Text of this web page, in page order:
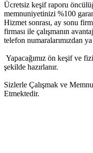
Ücretsiz keşif raporu
memnuniyetinizi %100
Hizmet sonrası, ay sonu
firması ile çalışmanın
telefon numaralarımızdan
Yapacağımız ön keşif ve
şekilde hazırlanır.
Sizlerle Çalışmak ve
Etmektedir.